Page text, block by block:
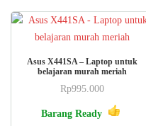
Asus X441SA – Laptop untuk
belajaran murah meriah
Rp995.000
Barang Ready